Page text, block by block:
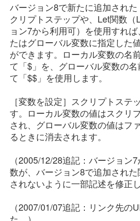
バージョン8で新たに追加され
クリプトステップや、Let関数（
ョン7から利用可）を使用すれ
たはグローバル変数に指定した
ができます。ローカル変数の名
て「$」を、グローバル変数の
て「$$」を使用します。
［変数を設定］スクリプトステ
す。ローカル変数の値はスクリ
され、グローバル変数の値はフ
るときに消去されます。
（2005/12/28追記：バージョン
数が、バージョン8で追加され
されないように一部記述を修正
（2007/01/07追記：リンク先の